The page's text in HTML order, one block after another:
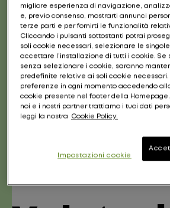
FOOD FOR SOFT
Food for Soft
Shampoo idratante con
avocado e acido ialuronico
secchi.
migliore esperienza di navigazione,
e, previo consenso, mostrarti annunci
terze parti e per fornirti le funzionalità
Cliccando i pulsanti sottostanti potrai
soli cookie necessari, selezionare le
accettare l’installazione di tutti i cookie. Se
senza selezionare i cookie, saranno
predefinite relative ai soli cookie
preferenze in ogni momento accedendo
cookie presente nel footer della
noi e i nostri partner trattiamo i tuoi dati
leggi la nostra
Cookie Policy.
Impostazioni cookie